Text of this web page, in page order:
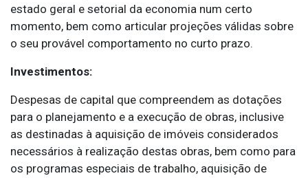
estado geral e setorial da economia num certo
momento, bem como articular projeções válidas sobre
o seu provável comportamento no curto prazo.
Investimentos:
Despesas de capital que compreendem as dotações
para o planejamento e a execução de obras, inclusive
as destinadas à aquisição de imóveis considerados
necessários à realização destas obras, bem como para
os programas especiais de trabalho, aquisição de